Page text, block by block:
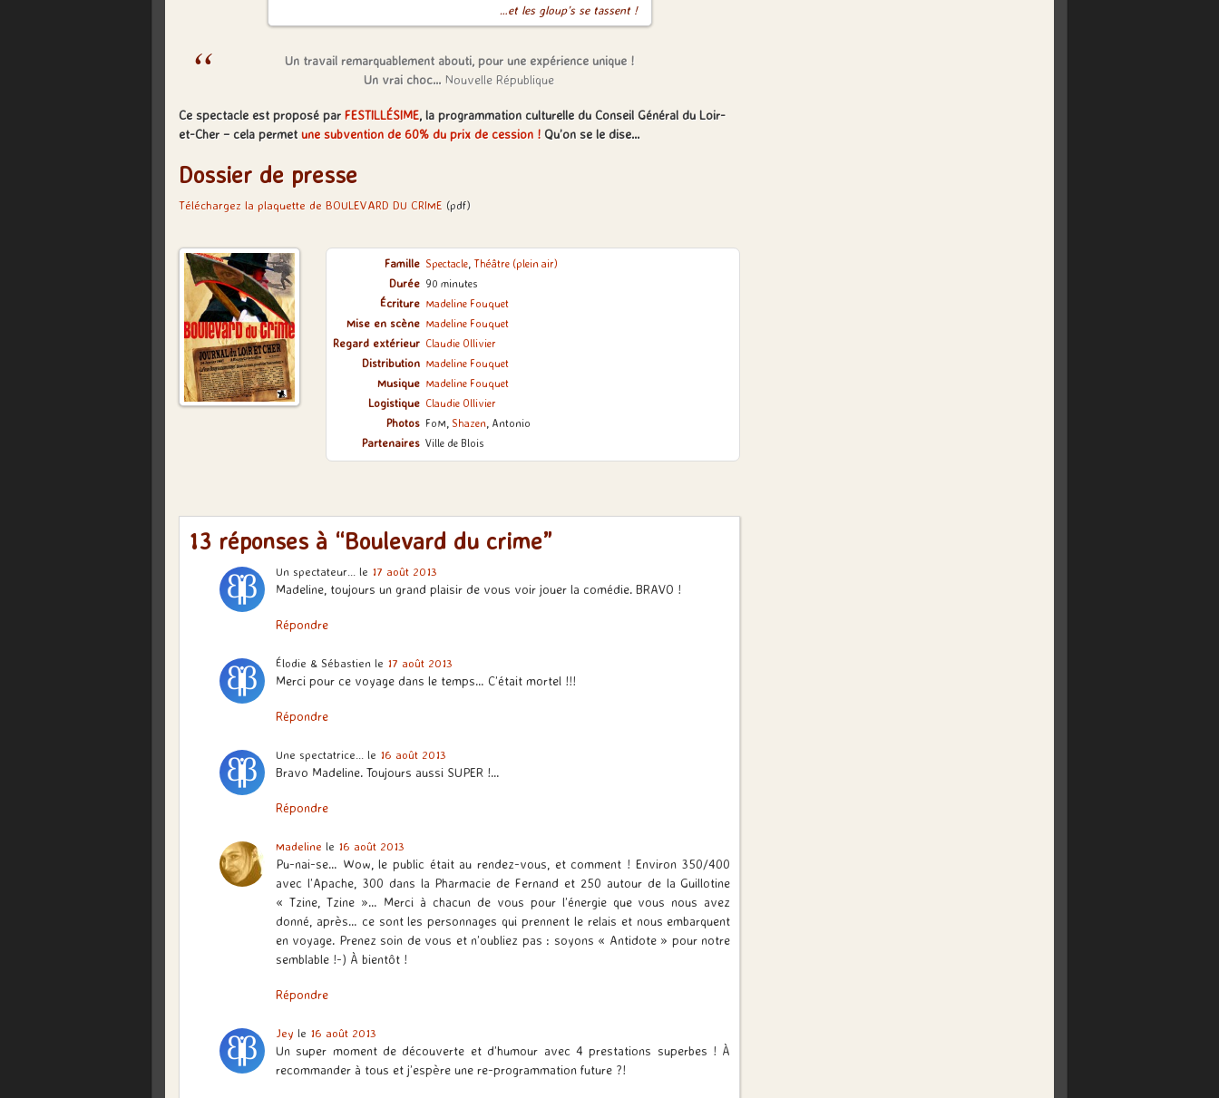
…et les gloup’s se tassent !
Un travail remarquablement abouti, pour une expérience unique !
Un vrai choc… Nouvelle République
Ce spectacle est proposé par FESTILLÉSIME, la programmation culturelle du Conseil Général du Loir-
et-Cher – cela permet une subvention de 60% du prix de cession ! Qu’on se le dise…
Dossier de presse
Téléchargez la plaquette de BOULEVARD DU CRIME (pdf)
Famille Spectacle, Théâtre (plein air)
Durée 90 minutes
Écriture Madeline Fouquet
Mise en scène Madeline Fouquet
Regard extérieur Claudie Ollivier
Distribution Madeline Fouquet
Musique Madeline Fouquet
Logistique Claudie Ollivier
Photos FoM, Shazen, Antonio
Partenaires Ville de Blois
13 réponses à “Boulevard du crime”
Un spectateur... le 17 août 2013
Madeline, toujours un grand plaisir de vous voir jouer la comédie. BRAVO !
Répondre
Élodie & Sébastien le 17 août 2013
Merci pour ce voyage dans le temps… C’était mortel !!!
Répondre
Une spectatrice... le 16 août 2013
Bravo Madeline. Toujours aussi SUPER !…
Répondre
Madeline le 16 août 2013
Pu-nai-se… Wow, le public était au rendez-vous, et comment ! Environ 350/400
avec l’Apache, 300 dans la Pharmacie de Fernand et 250 autour de la Guillotine
« Tzine, Tzine »… Merci à chacun de vous pour l’énergie que vous nous avez
donné, après… ce sont les personnages qui prennent le relais et nous embarquent
en voyage. Prenez soin de vous et n’oubliez pas : soyons « Antidote » pour notre
semblable !-) À bientôt !
Répondre
Jey le 16 août 2013
Un super moment de découverte et d’humour avec 4 prestations superbes ! À
recommander à tous et j’espère une re-programmation future ?!